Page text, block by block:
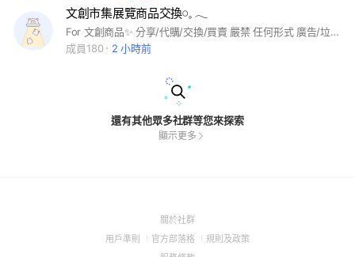
文創市集展覽商品交換𓏸𓈒 𓂃
For 文創商品✨️ 分享/代購/交換/買賣 嚴禁 任何形式 廣告/垃圾訊息 為了廣告而申請者 直接黑名單 黑名單：木子創意、魔翻文創、維菈文創
成員180
2 小時前
還有其他眾多社群等您來探索
顯示更多
關於社群(Open
用戶準則
(Open
官方部落格
(Open
規則及政策(Open